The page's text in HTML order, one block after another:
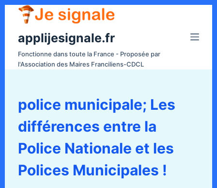
applijesignale.fr
Fonctionne dans toute la France - Proposée par
l'Association des Maires Franciliens-CDCL
police municipale; Les
différences entre la
Police Nationale et les
Polices Municipales !